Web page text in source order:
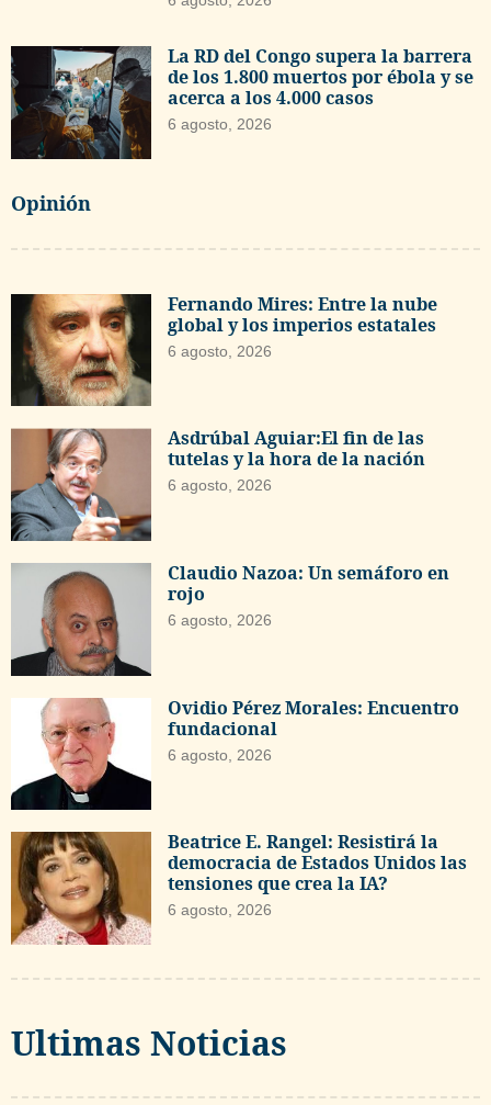
La RD del Congo supera la barrera
de los 1.800 muertos por ébola y se
acerca a los 4.000 casos
6 agosto, 2026
Opinión
Fernando Mires: Entre la nube
global y los imperios estatales
6 agosto, 2026
Asdrúbal Aguiar:El fin de las
tutelas y la hora de la nación
6 agosto, 2026
Claudio Nazoa: Un semáforo en
rojo
6 agosto, 2026
Ovidio Pérez Morales: Encuentro
fundacional
6 agosto, 2026
Beatrice E. Rangel: Resistirá la
democracia de Estados Unidos las
tensiones que crea la IA?
6 agosto, 2026
Ultimas Noticias